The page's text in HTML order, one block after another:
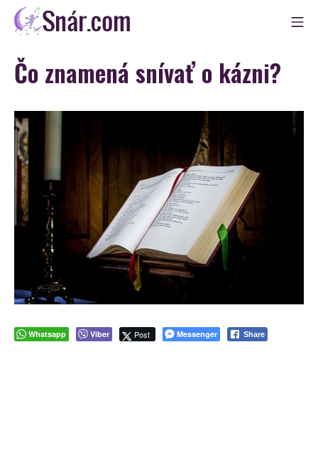
Skip
Snár
Čo znamená snívať o kázni?
Whatsapp Viber Post Messenger Share